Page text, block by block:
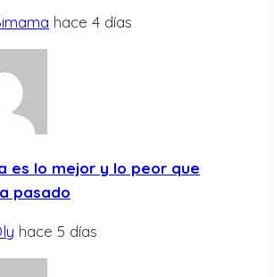
hace 4 días
es lo mejor y lo peor que
pasado
hace 5 días